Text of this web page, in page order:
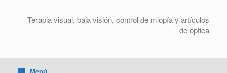
Terapia visual, baja visión, control de miopía y artículos
de óptica